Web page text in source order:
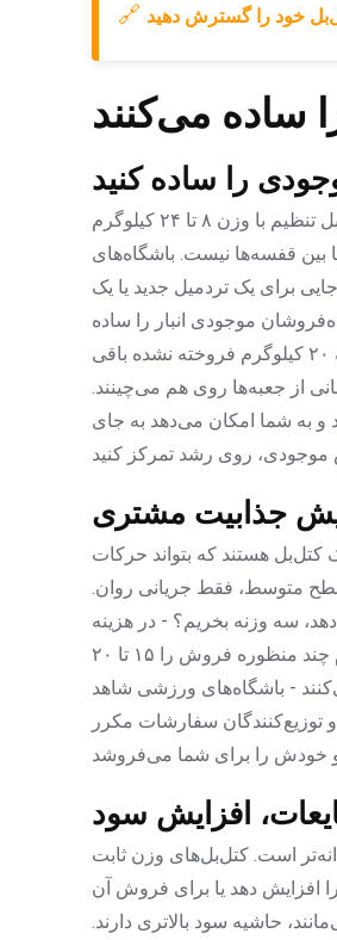
🔗 خود را گسترش دهید
ساده می‌کنند
را ساده کنید
بیایید واقع‌بین باشیم: اقلام کمتر به معنای عملیات روان‌تر از بالا تا پایین است. یک کتل‌بل قابل تنظیم با وزن ۸ تا ۲۴ کیلوگرم
بین قفسه‌ها نیست. باشگاه‌های
و ناگهان جایی برای یک تردمیل جدید یا یک
موجودی انبار را ساده
می‌کنند - یک مدل همه‌کاره به معنای عدم خرید بیش از حد ۱۶ کیلوگرم در حالی است که ۲۰ کیلوگرم فروخته نشده باقی
از جعبه‌ها روی هم می‌چینند.
به شما امکان می‌دهد به جای
جذابیت مشتری
هستند که بتواند حرکات
متوسط، فقط جریانی روان.
سه وزنه بخریم؟ - در هزینه
و فضای قفسه شما صرفه‌جویی می‌شود. داده‌ها این را تأیید می‌کنند: تجهیزات تناسب اندام چند منظوره فروش را ۱۵ تا ۲۰
- باشگاه‌های ورزشی شاهد
توزیع‌کنندگان سفارشات مکرر
افزایش سود
است. کتل‌بل‌های وزن ثابت
انبارداری را افزایش دهد یا برای فروش آن
حاشیه سود بالاتری دارند.